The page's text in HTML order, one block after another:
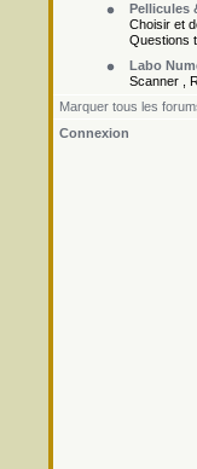
Pellicules
Choisir et
Questions
Labo
Scanner ,
Marquer tous les
Connexion